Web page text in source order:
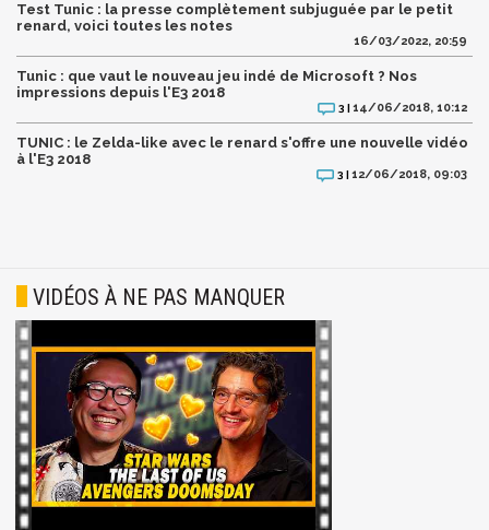
Test Tunic : la presse complètement subjuguée par le petit
renard, voici toutes les notes
16/03/2022, 20:59
Tunic : que vaut le nouveau jeu indé de Microsoft ? Nos
impressions depuis l'E3 2018
3 | 14/06/2018, 10:12
TUNIC : le Zelda-like avec le renard s'offre une nouvelle vidéo
à l'E3 2018
3 | 12/06/2018, 09:03
VIDÉOS À NE PAS MANQUER